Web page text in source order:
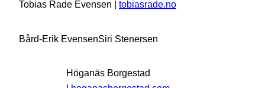
Tobias Rade Evensen | tobiasrade.no
Bård-Erik EvensenSiri Stenersen
Höganäs Borgestad